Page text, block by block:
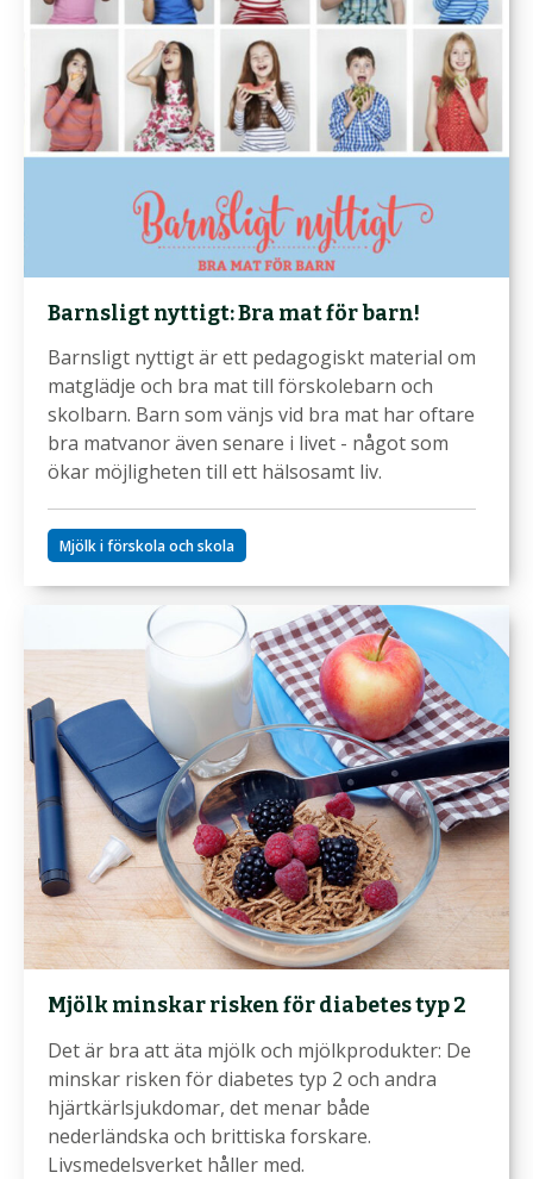
Barnsligt nyttigt: Bra mat för barn!
Barnsligt nyttigt är ett pedagogiskt material om
matglädje och bra mat till förskolebarn och
skolbarn. Barn som vänjs vid bra mat har oftare
bra matvanor även senare i livet - något som
ökar möjligheten till ett hälsosamt liv.
Mjölk i förskola och skola
Mjölk minskar risken för diabetes typ 2
Det är bra att äta mjölk och mjölkprodukter: De
minskar risken för diabetes typ 2 och andra
hjärtkärlsjukdomar, det menar både
nederländska och brittiska forskare.
Livsmedelsverket håller med.